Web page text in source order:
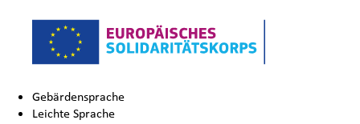
Gebärdensprache
Leichte Sprache